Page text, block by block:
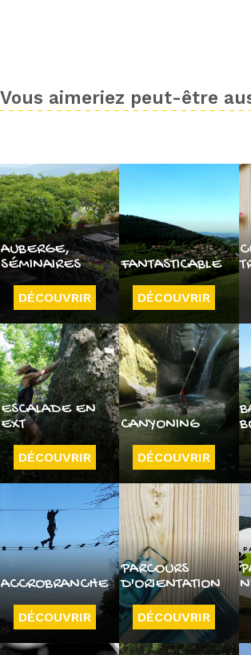
Vous aimeriez peut-être
AUBERGE,
SÉMINAIRES
DÉCOUVRIR
FANTASTICABLE
DÉCOUVRIR
ESCALADE EN
EXT
DÉCOUVRIR
CANYONING
DÉCOUVRIR
ACCROBRANCHE
DÉCOUVRIR
PARCOURS
D'ORIENTATION
DÉCOUVRIR